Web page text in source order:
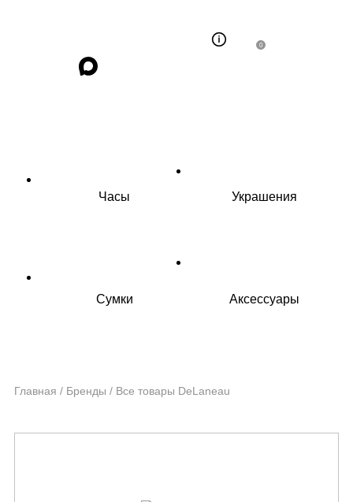
0
Часы Украшения
Сумки Аксессуары
Главная / Бренды / Все товары DeLaneau